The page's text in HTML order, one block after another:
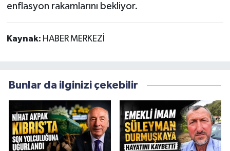
enflasyon rakamlarını bekliyor.
Kaynak: HABER MERKEZİ
Bunlar da ilginizi çekebilir